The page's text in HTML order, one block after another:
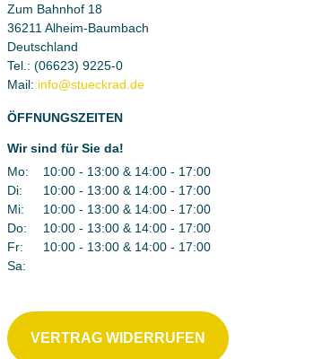
Zum Bahnhof 18
36211 Alheim-Baumbach
Deutschland
Tel.: (06623) 9225-0
Mail:
ÖFFNUNGSZEITEN
Wir sind für Sie da!
Mo:
10:00 - 13:00 & 14:00 - 17:00
Di:
10:00 - 13:00 & 14:00 - 17:00
Mi:
10:00 - 13:00 & 14:00 - 17:00
Do:
10:00 - 13:00 & 14:00 - 17:00
Fr:
10:00 - 13:00 & 14:00 - 17:00
Sa:
VERTRAG WIDERRUFEN